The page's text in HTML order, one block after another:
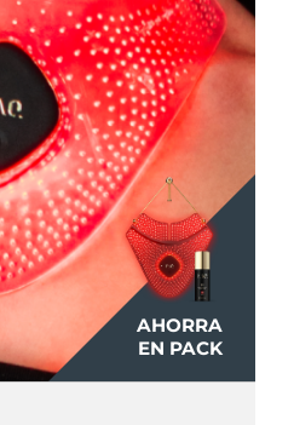
AHORRA
EN PACK